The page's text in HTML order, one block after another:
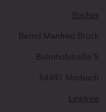
Bücher
Bernd Manfred Brück
Bahnhofstraße 5
54497 Morbach
Linktree